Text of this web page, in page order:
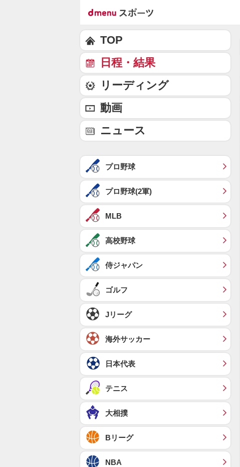
TOP
日程・結果
リーディング
動画
ニュース
プロ野球
プロ野球(2軍)
MLB
高校野球
侍ジャパン
ゴルフ
Jリーグ
海外サッカー
日本代表
テニス
大相撲
Bリーグ
NBA